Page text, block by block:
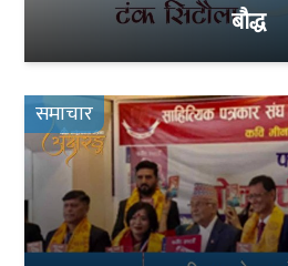
बौद्ध
समाचार